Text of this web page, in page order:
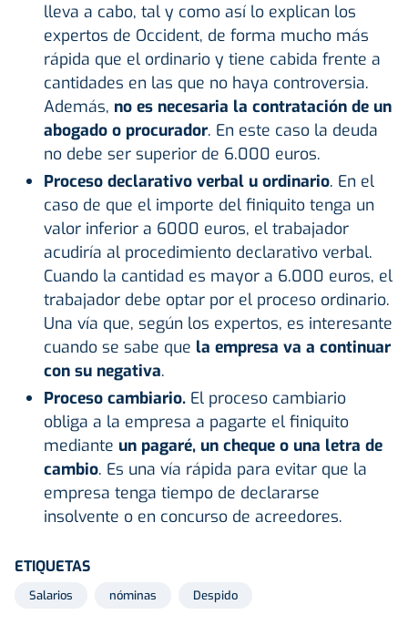
lleva a cabo, tal y como así lo explican los
expertos de Occident, de forma mucho más
rápida que el ordinario y tiene cabida frente a
cantidades en las que no haya controversia.
Además, no es necesaria la contratación de un
abogado o procurador. En este caso la deuda
no debe ser superior de 6.000 euros.
Proceso declarativo verbal u ordinario. En el
caso de que el importe del finiquito tenga un
valor inferior a 6000 euros, el trabajador
acudiría al procedimiento declarativo verbal.
Cuando la cantidad es mayor a 6.000 euros, el
trabajador debe optar por el proceso ordinario.
Una vía que, según los expertos, es interesante
cuando se sabe que la empresa va a continuar
con su negativa.
Proceso cambiario. El proceso cambiario
obliga a la empresa a pagarte el finiquito
mediante un pagaré, un cheque o una letra de
cambio. Es una vía rápida para evitar que la
empresa tenga tiempo de declararse
insolvente o en concurso de acreedores.
ETIQUETAS
Salarios nóminas Despido